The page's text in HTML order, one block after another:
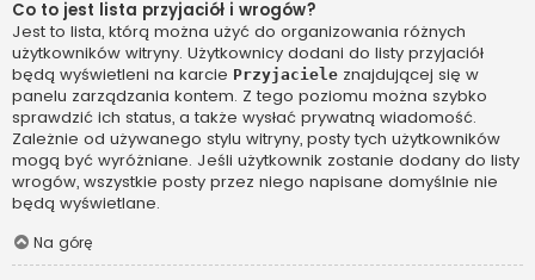
Co to jest lista przyjaciół i wrogów?
Jest to lista, którą można użyć do organizowania różnych
użytkowników witryny. Użytkownicy dodani do listy przyjaciół
będą wyświetleni na karcie Przyjaciele znajdującej się w
panelu zarządzania kontem. Z tego poziomu można szybko
sprawdzić ich status, a także wysłać prywatną wiadomość.
Zależnie od używanego stylu witryny, posty tych użytkowników
mogą być wyróżniane. Jeśli użytkownik zostanie dodany do listy
wrogów, wszystkie posty przez niego napisane domyślnie nie
będą wyświetlane.
Na górę